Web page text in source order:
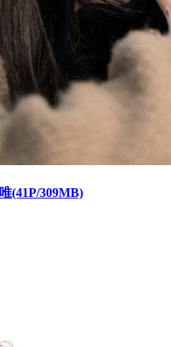
(41P/309MB)